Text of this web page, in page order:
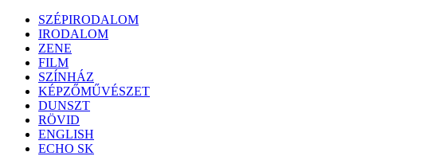
Skip
content
SZÉPIRODALOM
IRODALOM
ZENE
FILM
SZÍNHÁZ
KÉPZŐMŰVÉSZET
DUNSZT
RÖVID
ENGLISH
ECHO SK